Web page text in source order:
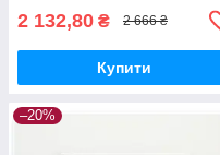
2 132,80 ₴ 2 666 ₴
Купити
–20%